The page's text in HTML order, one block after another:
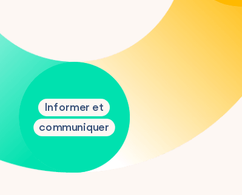
Informer et
communiquer